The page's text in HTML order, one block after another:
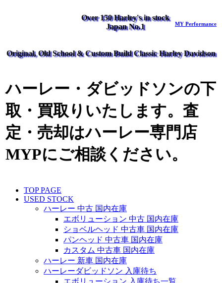
Over 150 Harley's in stock
Japan No.1
MY Performance
Original, Old School & Custom Build Classic Harley Davidson
ハーレー・ダビッドソンの下
取・買取りいたします。査
定・売却はハーレー専門店
MYPにご相談ください。
TOP PAGE
USED STOCK
ハーレー 中古 国内在庫
エボリューション 中古 国内在庫
ショベルヘッド 中古車 国内在庫
パンヘッド 中古車 国内在庫
カスタム 中古車 国内在庫
ハーレー 新車 国内在庫
ハーレーダビッドソン 入庫待ち
エボリューション 入庫待ち一覧